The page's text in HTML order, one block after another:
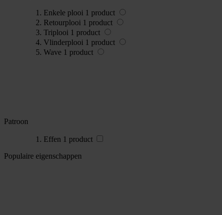
Enkele plooi 1 product
Retourplooi 1 product
Triplooi 1 product
Vlinderplooi 1 product
Wave 1 product
Patroon
Effen 1 product
Populaire eigenschappen